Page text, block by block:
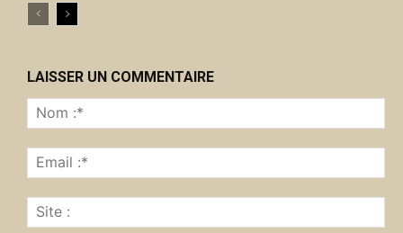
LAISSER UN COMMENTAIRE
:*
:*
: